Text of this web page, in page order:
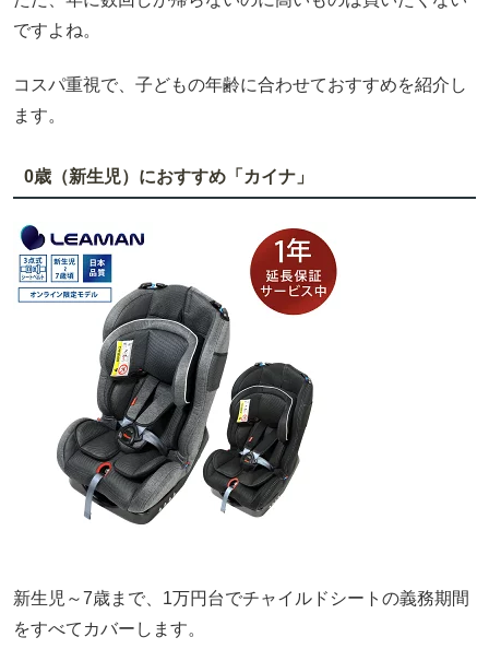
ですよね。
コスパ重視で、子どもの年齢に合わせておすすめを紹介し
ます。
0歳（新生児）におすすめ「カイナ」
新生児～7歳まで、1万円台でチャイルドシートの義務期間
をすべてカバーします。